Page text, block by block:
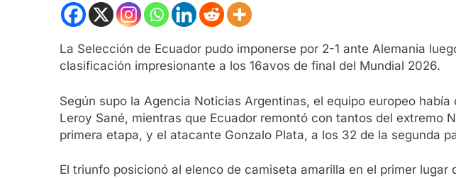
La Selección de Ecuador pudo imponerse por 2-1 ante Alemania
clasificación impresionante a los 16avos de final del Mundial 2026.
Según supo la Agencia Noticias Argentinas, el equipo europeo
Leroy Sané, mientras que Ecuador remontó con tantos del extremo
primera etapa, y el atacante Gonzalo Plata, a los 32 de la segunda
El triunfo posicionó al elenco de camiseta amarilla en el primer